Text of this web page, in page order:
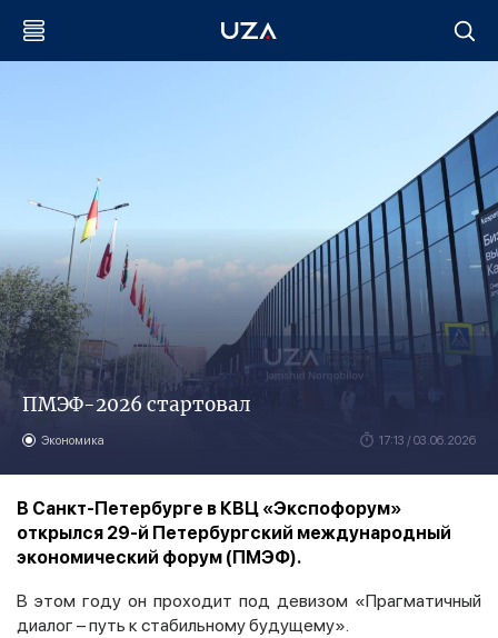
ПМЭФ-2026 стартовал
Экономика 17:13 / 03.06.2026
В Санкт-Петербурге в КВЦ «Экспофорум»
открылся 29-й Петербургский международный
экономический форум (ПМЭФ).
В этом году он проходит под девизом «Прагматичный
диалог – путь к стабильному будущему».